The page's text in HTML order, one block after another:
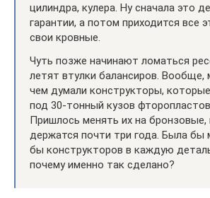
цилиндра, кулера. Ну сначала это
гарантии, а потом приходится все
свои кровные.
Чуть позже начинают ломаться
летят втулки балансиров. Вообще,
чем думали конструкторы,
под 30-тонный кузов
Пришлось менять их на
держатся почти три года. Была бы
бы конструкторов в каждую
почему именно так сделано?